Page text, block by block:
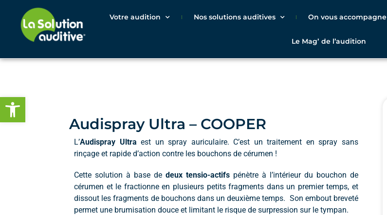
Ouvrir la barre d’outils
Votre audition Nos solutions auditives On vous accompagne
Le Magʼ de l’audition
Audispray Ultra – COOPER
L’Audispray Ultra est un spray auriculaire. C’est un traitement en spray sans
rinçage et rapide d’action contre les bouchons de cérumen !
Cette solution à base de deux tensio-actifs pénètre à l’intérieur du bouchon de
cérumen et le fractionne en plusieurs petits fragments dans un premier temps, et
dissout les fragments de bouchons dans un deuxième temps. Son embout breveté
permet une brumisation douce et limitant le risque de surpression sur le tympan.